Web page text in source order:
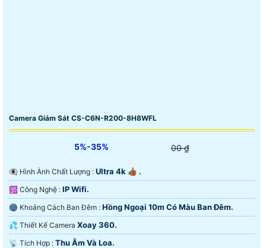
Camera Giám Sát CS-C6N-R200-8H8WFL
5%-35% 00 ₫
👁️‍🗨 Hình Ành Chất Lượng : Ultra 4k 👍🏾 .
🕉️ Công Nghệ : IP Wifi.
🌚 Khoảng Cách Ban Đêm : Hồng Ngoại 10m Có Màu Ban Ðêm.
💦 Thiết Kế Camera Xoay 360.
️📡 Tích Hợp : Thu Âm Và Loa.